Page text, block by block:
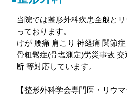
当院では整形外科疾患全般と
っております。
けが 腰痛 肩こり 神経痛 関節
骨粗鬆症(骨塩測定)労災事故
断 等対応しています。
【整形外科学会専門医・リウ